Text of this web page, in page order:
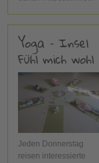
Yoga – Insel
Fühl mich wohl
Jeden Donnerstag
reisen interessierte